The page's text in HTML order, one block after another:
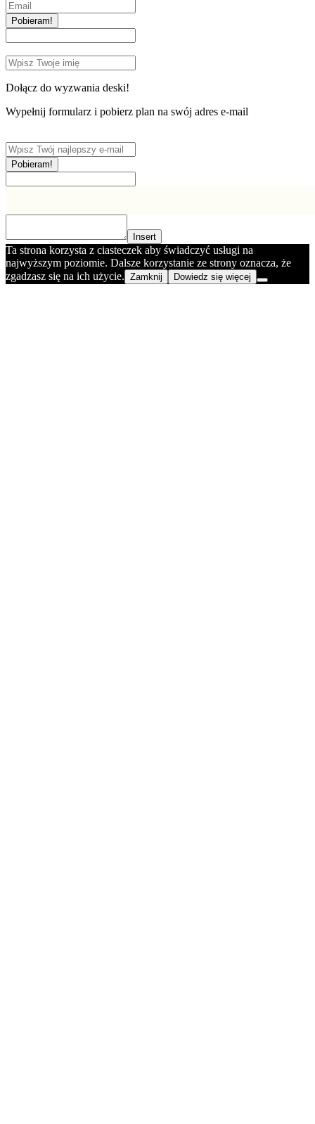
Pobieram!
Dołącz do wyzwania deski!
Wypełnij formularz i pobierz plan na swój adres e-mail
Pobieram!
Insert
Ta strona korzysta z ciasteczek aby świadczyć usługi na
najwyższym poziomie. Dalsze korzystanie ze strony oznacza, że
zgadzasz się na ich użycie. Zamknij Dowiedz się więcej